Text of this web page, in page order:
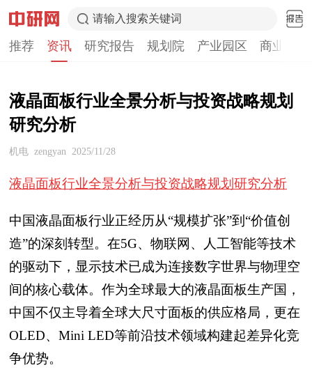
请输入搜索关键词
推荐 资讯 研究报告 规划院 产业园区 商业计
液晶面板行业全景分析与投资战略规划
研究分析
机电 zengyan 2025/11/28
液晶面板行业全景分析与投资战略规划研究分析
中国液晶面板行业正经历从“规模扩张”到“价值创
造”的深刻转型。在5G、物联网、人工智能等技术
的驱动下，显示技术已成为连接数字世界与物理空
间的核心载体。作为全球最大的液晶面板生产国，
中国不仅主导着全球大尺寸面板的供应格局，更在
OLED、Mini LED等前沿技术领域构建起差异化竞
争优势。